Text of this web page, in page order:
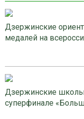
Дзержинские
медалей на
Дзержинские
суперфинале